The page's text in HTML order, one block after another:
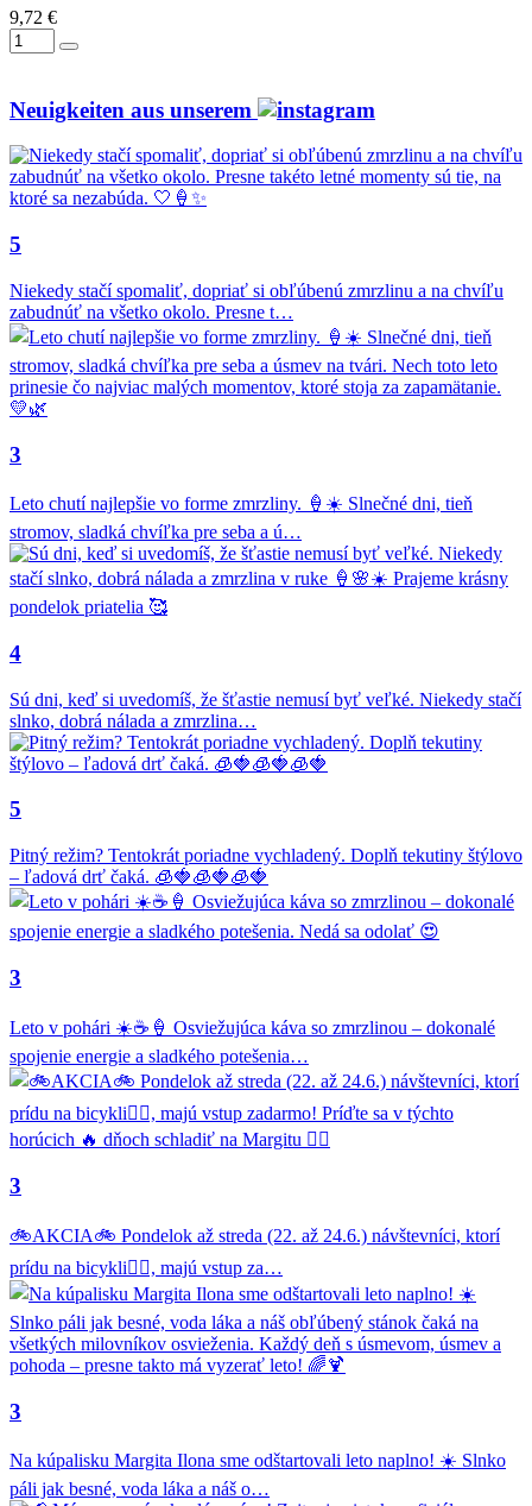
9,72 €
Neuigkeiten aus unserem
5
Niekedy stačí spomaliť, dopriať si obľúbenú zmrzlinu a na chvíľu
zabudnúť na všetko okolo. Presne t…
3
Leto chutí najlepšie vo forme zmrzliny. 🍦☀️ Slnečné dni, tieň
stromov, sladká chvíľka pre seba a ú…
4
Sú dni, keď si uvedomíš, že šťastie nemusí byť veľké. Niekedy stačí
slnko, dobrá nálada a zmrzlina…
5
Pitný režim? Tentokrát poriadne vychladený. Doplň tekutiny štýlovo
– ľadová drť čaká. 🧊🍓🧊🍓🧊🍓
3
Leto v pohári ☀️☕🍦 Osviežujúca káva so zmrzlinou – dokonalé
spojenie energie a sladkého potešenia…
3
🚲AKCIA🚲 Pondelok až streda (22. až 24.6.) návštevníci, ktorí
prídu na bicykli🚴‍♂️, majú vstup za…
3
Na kúpalisku Margita Ilona sme odštartovali leto naplno! ☀️ Slnko
páli jak besné, voda láka a náš o…